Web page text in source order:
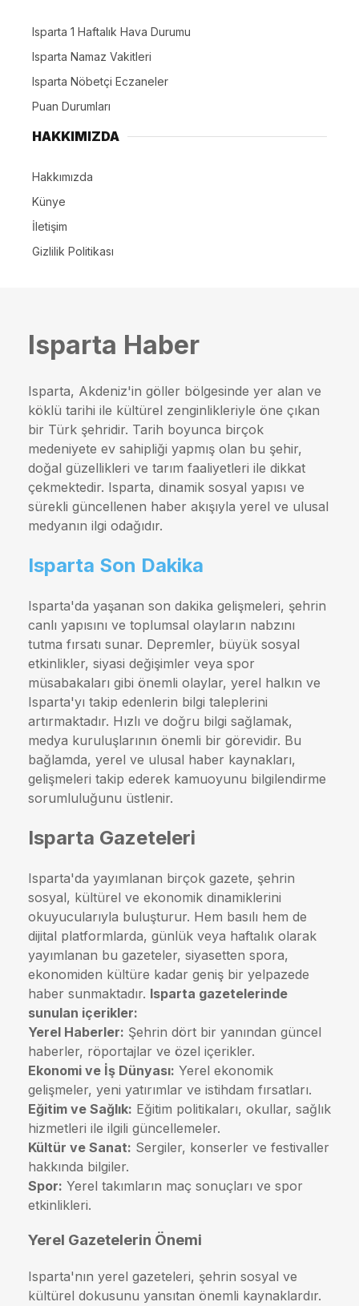
Isparta 1 Haftalık Hava Durumu
Isparta Namaz Vakitleri
Isparta Nöbetçi Eczaneler
Puan Durumları
HAKKIMIZDA
Hakkımızda
Künye
İletişim
Gizlilik Politikası
Isparta Haber
Isparta, Akdeniz'in göller bölgesinde yer alan ve
köklü tarihi ile kültürel zenginlikleriyle öne çıkan
bir Türk şehridir. Tarih boyunca birçok
medeniyete ev sahipliği yapmış olan bu şehir,
doğal güzellikleri ve tarım faaliyetleri ile dikkat
çekmektedir. Isparta, dinamik sosyal yapısı ve
sürekli güncellenen haber akışıyla yerel ve ulusal
medyanın ilgi odağıdır.
Isparta Son Dakika
Isparta'da yaşanan son dakika gelişmeleri, şehrin
canlı yapısını ve toplumsal olayların nabzını
tutma fırsatı sunar. Depremler, büyük sosyal
etkinlikler, siyasi değişimler veya spor
müsabakaları gibi önemli olaylar, yerel halkın ve
Isparta'yı takip edenlerin bilgi taleplerini
artırmaktadır. Hızlı ve doğru bilgi sağlamak,
medya kuruluşlarının önemli bir görevidir. Bu
bağlamda, yerel ve ulusal haber kaynakları,
gelişmeleri takip ederek kamuoyunu bilgilendirme
sorumluluğunu üstlenir.
Isparta Gazeteleri
Isparta'da yayımlanan birçok gazete, şehrin
sosyal, kültürel ve ekonomik dinamiklerini
okuyucularıyla buluşturur. Hem basılı hem de
dijital platformlarda, günlük veya haftalık olarak
yayımlanan bu gazeteler, siyasetten spora,
ekonomiden kültüre kadar geniş bir yelpazede
haber sunmaktadır. Isparta gazetelerinde
sunulan içerikler:
Yerel Haberler: Şehrin dört bir yanından güncel
haberler, röportajlar ve özel içerikler.
Ekonomi ve İş Dünyası: Yerel ekonomik
gelişmeler, yeni yatırımlar ve istihdam fırsatları.
Eğitim ve Sağlık: Eğitim politikaları, okullar, sağlık
hizmetleri ile ilgili güncellemeler.
Kültür ve Sanat: Sergiler, konserler ve festivaller
hakkında bilgiler.
Spor: Yerel takımların maç sonuçları ve spor
etkinlikleri.
Yerel Gazetelerin Önemi
Isparta'nın yerel gazeteleri, şehrin sosyal ve
kültürel dokusunu yansıtan önemli kaynaklardır.